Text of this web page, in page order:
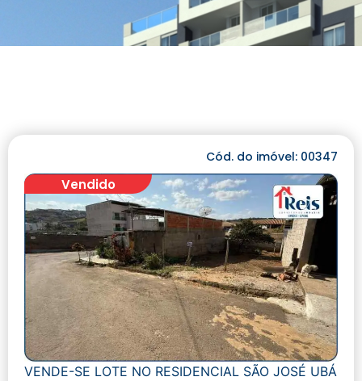
Cód. do imóvel: 00347
Vendido
VENDE-SE LOTE NO RESIDENCIAL SÃO JOSÉ UBÁ